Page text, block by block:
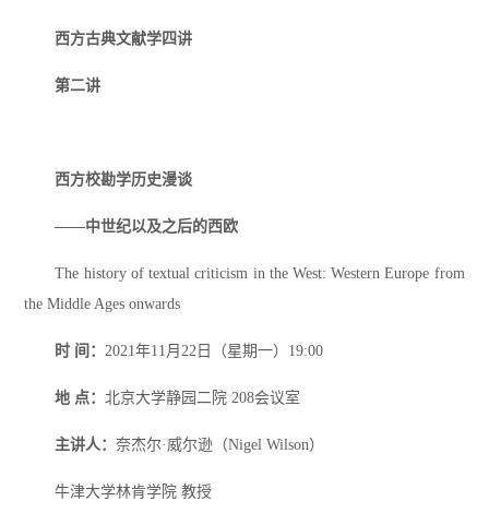
西方古典文献学四讲
第二讲
西方校勘学历史漫谈
——中世纪以及之后的西欧
The history of textual criticism in the West: Western Europe from
the Middle Ages onwards
时 间： 2021年11月22日（星期一）19:00
地 点： 北京大学静园二院 208会议室
主讲人：奈杰尔·威尔逊（Nigel Wilson）
牛津大学林肯学院 教授